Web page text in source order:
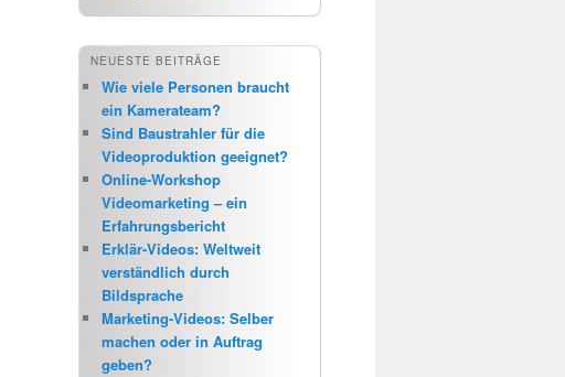
NEUESTE BEITRÄGE
Wie viele Personen braucht
ein Kamerateam?
Sind Baustrahler für die
Videoproduktion geeignet?
Online-Workshop
Videomarketing – ein
Erfahrungsbericht
Erklär-Videos: Weltweit
verständlich durch
Bildsprache
Marketing-Videos: Selber
machen oder in Auftrag
geben?